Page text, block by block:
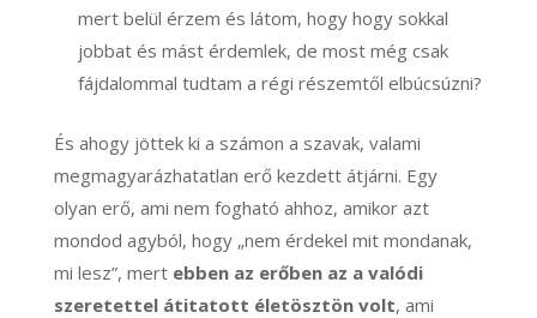
mert belül érzem és látom, hogy hogy sokkal
jobbat és mást érdemlek, de most még csak
fájdalommal tudtam a régi részemtől elbúcsúzni?
És ahogy jöttek ki a számon a szavak, valami
megmagyarázhatatlan erő kezdett átjárni. Egy
olyan erő, ami nem fogható ahhoz, amikor azt
mondod agyból, hogy „nem érdekel mit mondanak,
mi lesz”, mert ebben az erőben az a valódi
szeretettel átitatott életösztön volt, ami